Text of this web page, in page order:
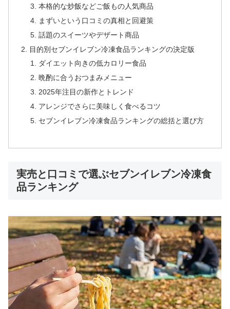
本格的な炒飯などご飯もの人気商品
まずいという口コミの真相と回避策
話題のスイーツやデザート商品
目的別セブンイレブン冷凍食品ランキングの決定版
ダイエット向きの低カロリー食品
晩酌に合うおつまみメニュー
2025年注目の新作とトレンド
アレンジでさらに美味しく食べるコツ
セブンイレブン冷凍食品ランキングの総括と選び方
実売と口コミで選ぶセブンイレブン冷凍食
品ランキング